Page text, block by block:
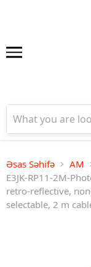
Əsas Səhifə AM
E3JK-RP11-2M-
retro-reflective,
selectable, 2 m